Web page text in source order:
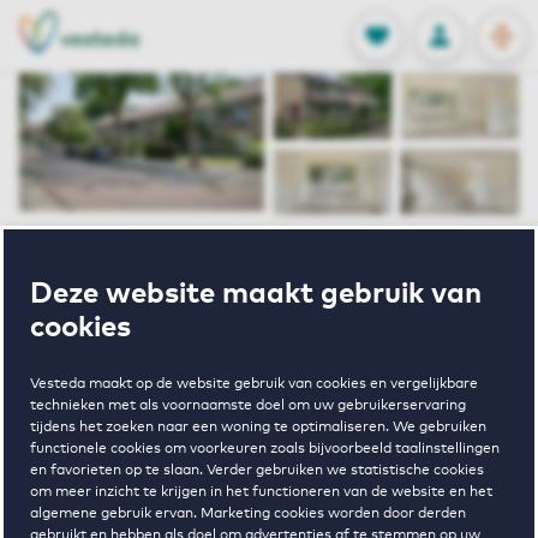
Deze website maakt gebruik van
cookies
Vesteda maakt op de website gebruik van cookies en vergelijkbare
technieken met als voornaamste doel om uw gebruikerservaring
tijdens het zoeken naar een woning te optimaliseren. We gebruiken
functionele cookies om voorkeuren zoals bijvoorbeeld taalinstellingen
en favorieten op te slaan. Verder gebruiken we statistische cookies
om meer inzicht te krijgen in het functioneren van de website en het
algemene gebruik ervan. Marketing cookies worden door derden
FAVORIETEN
Opgeslagen
INLOGGEN
NL
EN
Van Anrooylaan
Smijersstraat
24 Tilburg